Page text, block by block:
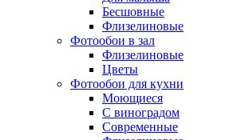
Бесшовные
Флизелиновые
Фотообои в зал
Флизелиновые
Цветы
Фотообои для кухни
Моющиеся
С виноградом
Современные